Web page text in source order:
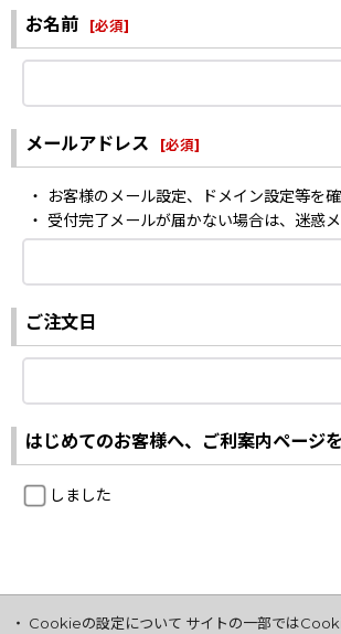
お名前 [必須]
メールアドレス [必須]
・ お客様のメール設定、ドメイン設定等を確
・ 受付完了メールが届かない場合は、迷惑
ご注文日
はじめてのお客様へ、ご利案内ページ
しました
・ Cookieの設定について サイトの一部では